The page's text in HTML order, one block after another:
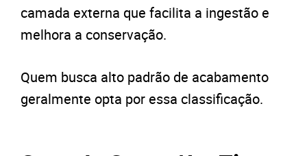
camada externa que facilita a ingestão e
melhora a conservação.
Quem busca alto padrão de acabamento
geralmente opta por essa classificação.